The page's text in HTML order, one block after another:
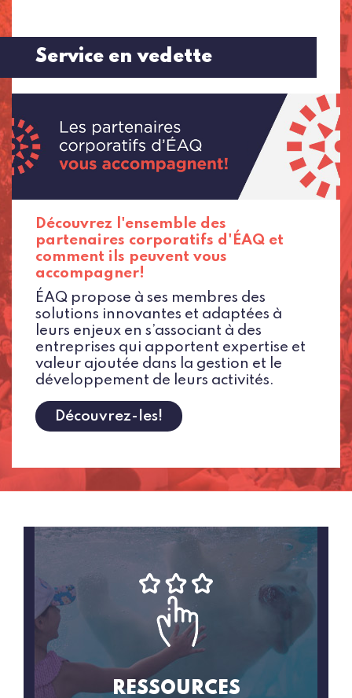
Service en vedette
Découvrez l'ensemble des
partenaires corporatifs d'ÉAQ et
comment ils peuvent vous
accompagner!
ÉAQ propose à ses membres des
solutions innovantes et adaptées à
leurs enjeux en s’associant à des
entreprises qui apportent expertise et
valeur ajoutée dans la gestion et le
développement de leurs activités.
Découvrez-les!
RESSOURCES